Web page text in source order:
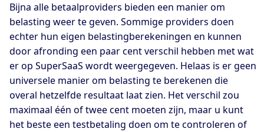
Bijna alle betaalproviders bieden een manier om
belasting weer te geven. Sommige providers doen
echter hun eigen belastingberekeningen en kunnen
door afronding een paar cent verschil hebben met wat
er op SuperSaaS wordt weergegeven. Helaas is er geen
universele manier om belasting te berekenen die
overal hetzelfde resultaat laat zien. Het verschil zou
maximaal één of twee cent moeten zijn, maar u kunt
het beste een testbetaling doen om te controleren of